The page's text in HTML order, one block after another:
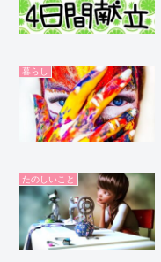
暮らし
たのしいこと